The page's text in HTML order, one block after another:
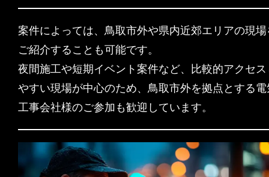
案件によっては、鳥取市外や県内近郊エリアの現場
ご紹介することも可能です。
夜間施工や短期イベント案件など、比較的アクセス
やすい現場が中心のため、鳥取市外を拠点とする電
工事会社様のご参加も歓迎しています。